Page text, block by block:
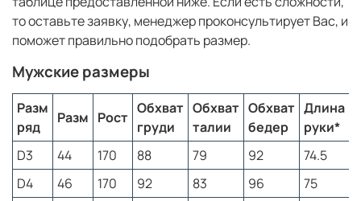
ткани и регулируется шнурком по линии талии для
индивидуальной посадки.
Костюм сочетает спортивную динамику,
ностальгический дизайн и современный комфорт —
отличный выбор для уверенного и стильного образа.
Преимущества спортивного костюма
– цветоустойчив, даже после многочисленных стирок,
быстро сохнет и не мнется. Ткань дышит, хорошо
подходит для повседневного ношения и для занятий
спортом.
то оставьте заявку, менеджер проконсультирует Вас, и
поможет правильно подобрать размер.
Мужские размеры
Разм
ряд
Разм Рост
Обхват
груди
Обхват
талии
Обхват
бедер
Длина
руки*
D3
44 170 88 79 92 74.5
D4
46 170 92 83 96 75